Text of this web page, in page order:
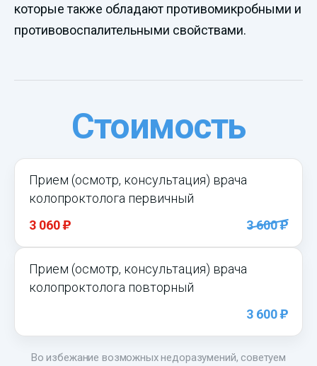
которые также обладают противомикробными и
противовоспалительными свойствами.
Стоимость
Прием (осмотр, консультация) врача
колопроктолога первичный
3 060) 3 600)
Прием (осмотр, консультация) врача
колопроктолога повторный
3 600)
Во избежание возможных недоразумений, советуем